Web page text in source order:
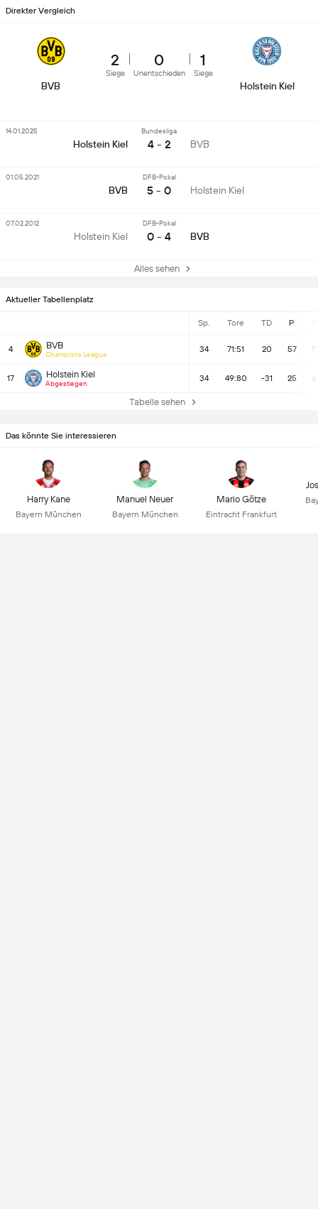
Aktueller Tabellenplatz
Sp. Tore TD P
4 BVB
Champions League
34 71:51 20 57 17
17 Holstein Kiel
Abgestiegen
34 49:80 -31 25 6
Tabelle sehen
Direkter Vergleich
BVB
2
Siege
0
Unentschieden
1
Siege
Holstein Kiel
Holstein Kiel
Bundesliga
4 - 2 BVB
14.01.2025
BVB
DFB-Pokal
5 - 0 Holstein Kiel
01.05.2021
Holstein Kiel
DFB-Pokal
0 - 4 BVB
07.02.2012
Alles sehen
Das könnte Sie interessieren
Harry Kane
Bayern München
Manuel Neuer
Bayern München
Mario Götze
Eintracht Frankfurt